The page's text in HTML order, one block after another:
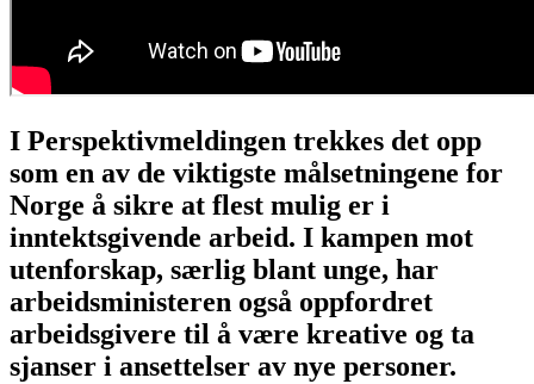
I Perspektivmeldingen trekkes det opp
som en av de viktigste målsetningene for
Norge å sikre at flest mulig er i
inntektsgivende arbeid. I kampen mot
utenforskap, særlig blant unge, har
arbeidsministeren også oppfordret
arbeidsgivere til å være kreative og ta
sjanser i ansettelser av nye personer.